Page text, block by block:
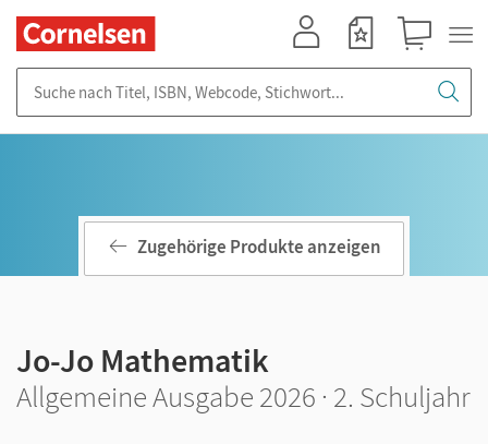
Zugehörige Produkte anzeigen
Jo-Jo Mathematik
Allgemeine Ausgabe 2026 · 2. Schuljahr